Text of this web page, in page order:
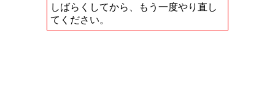
しばらくしてから、もう一度やり直し
てください。